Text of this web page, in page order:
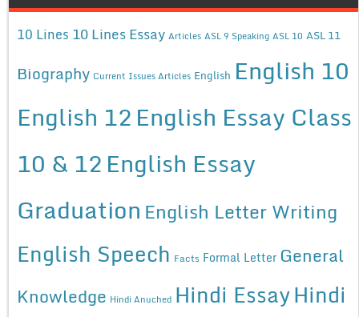
10 Lines 10 Lines Essay Articles ASL 9 Speaking ASL 10 ASL 11
Biography Current Issues Articles English English 10
English 12English Essay Class
10 & 12English Essay
Graduation English Letter Writing
English Speech Facts Formal Letter General
Knowledge Hindi Anuched Hindi EssayHindi